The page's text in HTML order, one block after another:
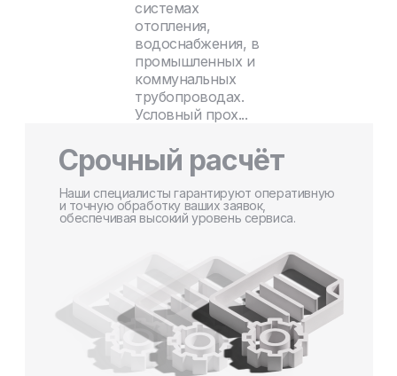
системах
отопления,
водоснабжения, в
промышленных и
коммунальных
трубопроводах.
Условный прох...
Срочный расчёт
Наши специалисты гарантируют оперативную
и точную обработку ваших заявок,
обеспечивая высокий уровень сервиса.